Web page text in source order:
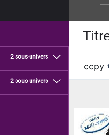
2 sous-univers
2 sous-univers
copy